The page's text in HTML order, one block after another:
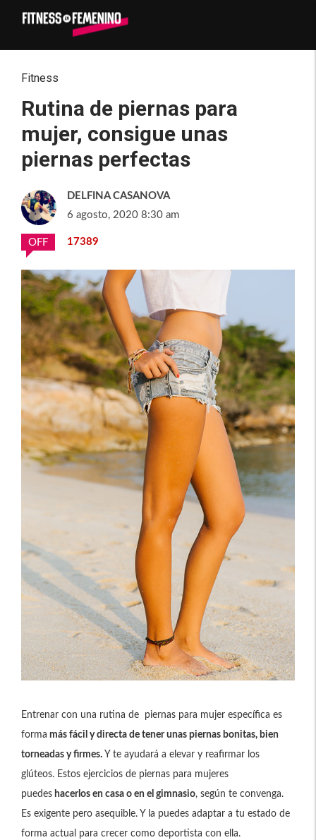
Fitness
Rutina de piernas para
mujer, consigue unas
piernas perfectas
DELFINA CASANOVA
6 agosto, 2020 8:30 am
OFF 17389
Entrenar con una rutina de piernas para mujer específica es
forma más fácil y directa de tener unas piernas bonitas, bien
torneadas y firmes. Y te ayudará a elevar y reafirmar los
glúteos. Estos ejercicios de piernas para mujeres
puedes hacerlos en casa o en el gimnasio, según te convenga.
Es exigente pero asequible. Y la puedes adaptar a tu estado de
forma actual para crecer como deportista con ella.